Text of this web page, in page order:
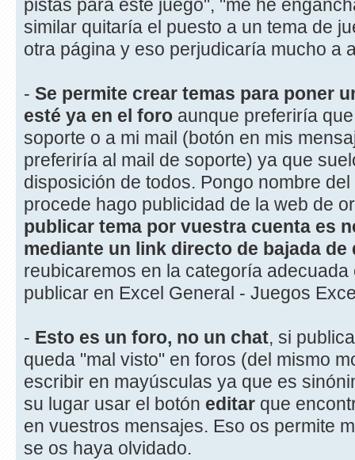
pistas para este juego", "me he
similar quitaría el puesto a un tema de
otra página y eso perjudicaría mucho a
- Se permite crear temas para poner
esté ya en el foro aunque preferiría
soporte o a mi mail (botón en mis
preferiría al mail de soporte) ya que
disposición de todos. Pongo nombre
procede hago publicidad de la web de
publicar tema por vuestra cuenta es
mediante un link directo de bajada de
reubicaremos en la categoría
publicar en Excel General - Juegos
- Esto es un foro, no un chat, si
queda "mal visto" en foros (del mismo
escribir en mayúsculas ya que es
su lugar usar el botón editar que
en vuestros mensajes. Eso os permite
se os haya olvidado.